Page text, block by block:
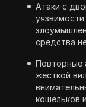
Атаки с
средства
Повторные
жесткой
кошельков